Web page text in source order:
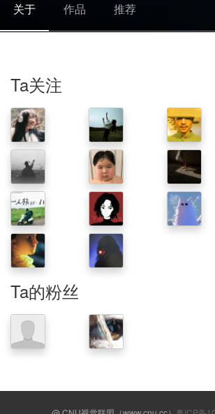
关于 作品 推荐
Ta关注
Ta的粉丝